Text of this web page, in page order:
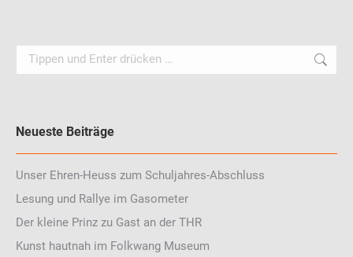
Search:
Neueste Beiträge
Unser Ehren-Heuss zum Schuljahres-Abschluss
Lesung und Rallye im Gasometer
Der kleine Prinz zu Gast an der THR
Kunst hautnah im Folkwang Museum